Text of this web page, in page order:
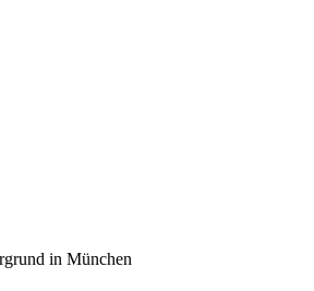
in München